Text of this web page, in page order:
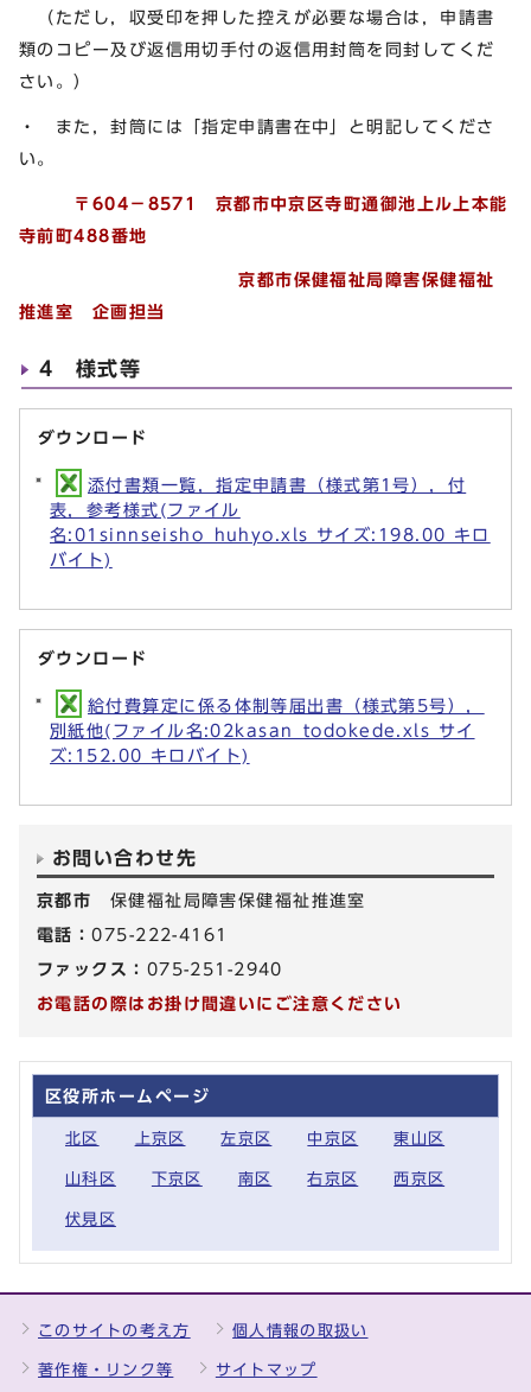
（ただし，収受印を押した控えが必要な場合は，申請書
類のコピー及び返信用切手付の返信用封筒を同封してくだ
さい。）
・ また，封筒には「指定申請書在中」と明記してくださ
い。
〒604－8571 京都市中京区寺町通御池上ル上本能
寺前町488番地
京都市保健福祉局障害保健福祉
推進室 企画担当
4 様式等
ダウンロード
添付書類一覧，指定申請書（様式第1号），付
表，参考様式(ファイル
名:01sinnseisho_huhyo.xls サイズ:198.00 キロ
バイト)
ダウンロード
給付費算定に係る体制等届出書（様式第5号），
別紙他(ファイル名:02kasan_todokede.xls サイ
ズ:152.00 キロバイト)
お問い合わせ先
京都市 保健福祉局障害保健福祉推進室
電話：075-222-4161
ファックス： 075-251-2940
お電話の際はお掛け間違いにご注意ください
区役所ホームページ
北区 上京区 左京区 中京区 東山区
山科区 下京区 南区 右京区 西京区
伏見区
このサイトの考え方 個人情報の取扱い
著作権・リンク等 サイトマップ